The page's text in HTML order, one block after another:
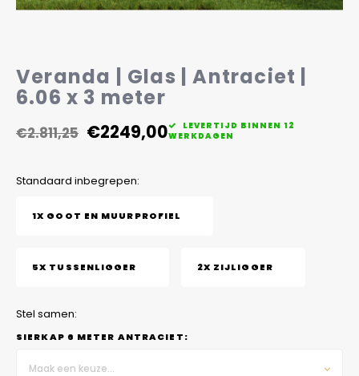
Veranda | Glas | Antraciet |
6.06 x 3 meter
€2.811,25 €2249,00
LEVERTIJD BINNEN 12
WERKDAGEN
Standaard inbegrepen:
1X GOOT EN MUURPROFIEL
5X TUSSENLIGGER 2X ZIJLIGGER
Stel samen:
SIERKAP 6 METER ANTRACIET:
Maak een keuze...